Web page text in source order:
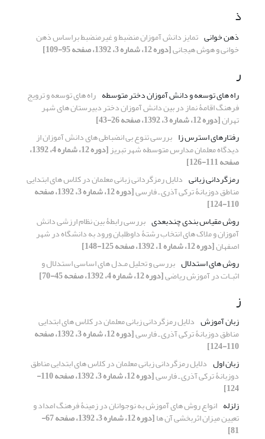
ذ
ذهن خوانی تمایز دانش آموزان منضبط و غیرمنضبط براساس ذهن
خوانی و هوش هیجانی[دوره 12، شماره 3، 1392، صفحه 95-109]
ر
راه های توسعه و دانش آموزان دختر متوسطه راه های توسعه و ترویج
فرهنگ اقامۀ نماز در بین دانش آموزان دختر دبیرستان های شهر
تهران[دوره 12، شماره 3، 1392، صفحه 26-43]
رفتارهای استرس زا بررسی تنوع بی انضباطی های دانش آموزان از
دیدگاه معلمان مدارس متوسطه شهر تبریز [دوره 12، شماره 4، 1392،
صفحه 111-126]
رمزگردانی زبانی دلایل رمزگردانی زبانی معلمان در کلاس های ابتدایی
مناطق دوزبانۀ ترکی آذری ـ فارسی [دوره 12، شماره 3، 1392، صفحه
110-124]
روش مقیاس بندی چندبعدی بررسی رابطۀ بین نظام ارزشی دانش
آموزان و ملاک های انتخاب رشتۀ داوطلبان ورود به دانشگاه در شهر
اصفهان[دوره 12، شماره 1، 1392، صفحه 125-148]
روش های استدلال بررسی و تحلیل مـدل های اساسی استدلال و
اثبـات در آموزش ریاضی[دوره 12، شماره 4، 1392، صفحه 45-70]
ز
زبان آموزش دلایل رمزگردانی زبانی معلمان در کلاس های ابتدایی
مناطق دوزبانۀ ترکی آذری ـ فارسی [دوره 12، شماره 3، 1392، صفحه
110-124]
زبان اول دلایل رمزگردانی زبانی معلمان در کلاس های ابتدایی مناطق
دوزبانۀ ترکی آذری ـ فارسی [دوره 12، شماره 3، 1392، صفحه 110-
124]
زلزله انواع روش های آموزش به نوجوانان در زمینۀ فرهنگ امداد و
تعیین میزان اثربخشی آن ها [دوره 12، شماره 3، 1392، صفحه 67-
81]